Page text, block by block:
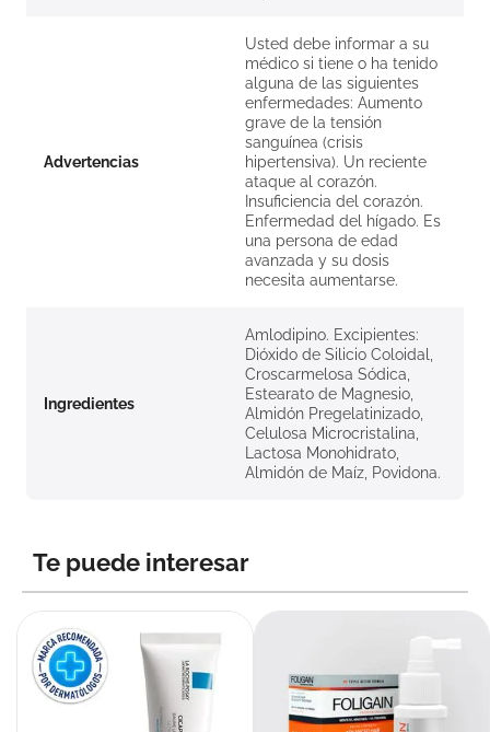
Advertencias
Usted debe informar a su
médico si tiene o ha tenido
alguna de las siguientes
enfermedades: Aumento
grave de la tensión
sanguínea (crisis
hipertensiva). Un reciente
ataque al corazón.
Insuficiencia del corazón.
Enfermedad del hígado. Es
una persona de edad
avanzada y su dosis
necesita aumentarse.
Ingredientes
Amlodipino. Excipientes:
Dióxido de Silicio Coloidal,
Croscarmelosa Sódica,
Estearato de Magnesio,
Almidón Pregelatinizado,
Celulosa Microcristalina,
Lactosa Monohidrato,
Almidón de Maíz, Povidona.
Te puede interesar